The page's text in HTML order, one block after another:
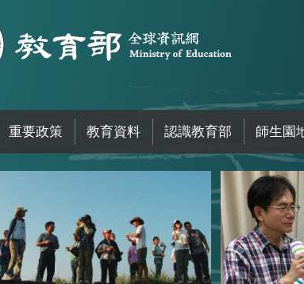
重要政策 教育資料 認識教育部 師生園